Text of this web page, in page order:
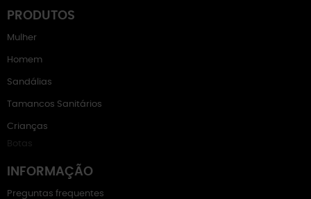
PRODUTOS
Mulher
Homem
Sandálias
Tamancos Sanitários
Crianças
Botas
INFORMAÇÃO
Preguntas frequentes